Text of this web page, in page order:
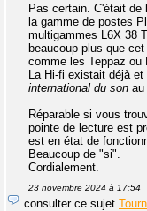
Pas certain. C'était de
la gamme de postes
multigammes L6X 38
beaucoup plus que cet
comme les Teppaz ou
La Hi-fi existait déjà
international du son au
Réparable si vous
pointe de lecture est
est en état de
Beaucoup de "si".
Cordialement.
23 novembre 2024 à 17:54
consulter ce sujet